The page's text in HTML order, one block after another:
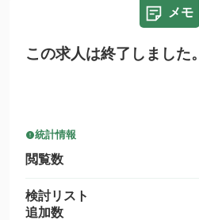
メモ
この求人は終了しました。
統計情報
閲覧数
検討リスト
追加数